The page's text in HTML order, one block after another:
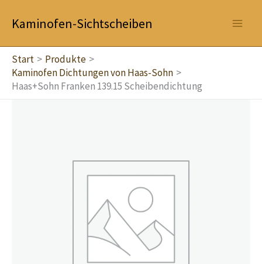
InhaltKaminofen-Sichtscheiben
Start
Produkte
Kaminofen Dichtungen von Haas-Sohn
Haas+Sohn Franken 139.15 Scheibendichtung